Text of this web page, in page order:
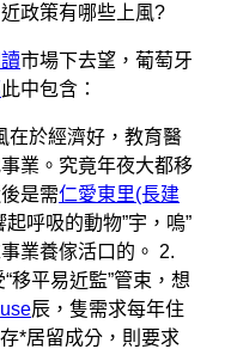
政策有哪些上風?
市場下去望，葡萄牙
此中包含：
於經濟好，教育醫
業。究竟年夜大都移
是需仁愛東里(長建
呼吸的動物”宇，嗚”
業養傢活口的。 2.
移平易近監”管束，想
辰，隻需求每年住
*居留成分，則要求